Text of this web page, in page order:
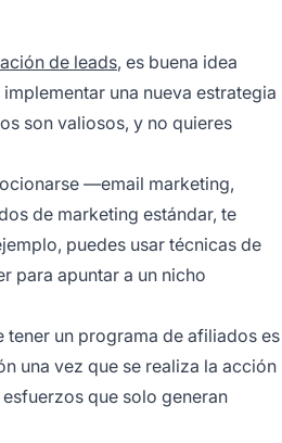
de leads, es buena idea
una nueva estrategia
son valiosos, y no quieres
—email marketing,
de marketing estándar, te
puedes usar técnicas de
para apuntar a un nicho
tener un programa de afiliados es
una vez que se realiza la acción
que solo generan